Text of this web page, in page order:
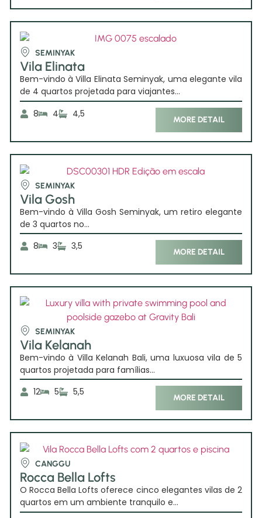
SEMINYAK
Vila Elinata
Bem-vindo à Villa Elinata Seminyak, uma elegante vila
de 4 quartos projetada para viajantes...
8
4 4,5
MORE DETAIL
SEMINYAK
Vila Gosh
Bem-vindo à Villa Gosh Seminyak, um retiro elegante
de 3 quartos no...
8
3 3,5
MORE DETAIL
SEMINYAK
Vila Kelanah
Bem-vindo à Villa Kelanah Bali, uma luxuosa vila de 5
quartos projetada para famílias...
12
5 5,5
MORE DETAIL
CANGGU
Rocca Bella Lofts
O Rocca Bella Lofts oferece cinco elegantes vilas de 2
quartos em um ambiente tranquilo e...